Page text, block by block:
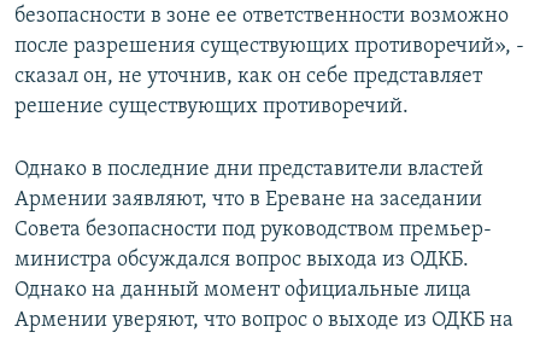
безопасности в зоне ее ответственности возможно
после разрешения существующих противоречий», -
сказал он, не уточнив, как он себе представляет
решение существующих противоречий.
Однако в последние дни представители властей
Армении заявляют, что в Ереване на заседании
Совета безопасности под руководством премьер-
министра обсуждался вопрос выхода из ОДКБ.
Однако на данный момент официальные лица
Армении уверяют, что вопрос о выходе из ОДКБ на